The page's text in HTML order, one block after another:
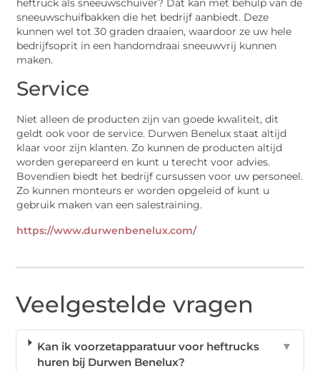
heftruck als sneeuwschuiver? Dat kan met behulp van de
sneeuwschuifbakken die het bedrijf aanbiedt. Deze
kunnen wel tot 30 graden draaien, waardoor ze uw hele
bedrijfsoprit in een handomdraai sneeuwvrij kunnen
maken.
Service
Niet alleen de producten zijn van goede kwaliteit, dit
geldt ook voor de service. Durwen Benelux staat altijd
klaar voor zijn klanten. Zo kunnen de producten altijd
worden gerepareerd en kunt u terecht voor advies.
Bovendien biedt het bedrijf cursussen voor uw personeel.
Zo kunnen monteurs er worden opgeleid of kunt u
gebruik maken van een salestraining.
https://www.durwenbenelux.com/
Veelgestelde vragen
Kan ik voorzetapparatuur voor heftrucks
huren bij Durwen Benelux?
▼